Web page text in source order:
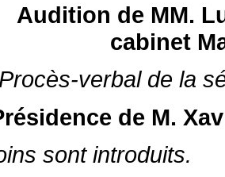
Audition de MM.
cabinet
Procès-verbal de la
de M.
sont introduits.